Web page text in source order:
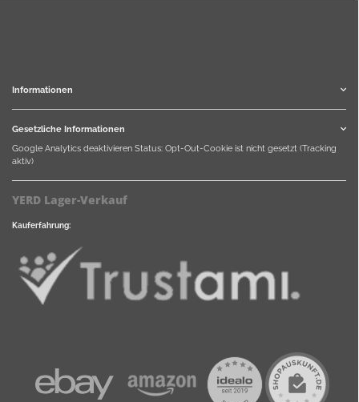
Informationen
Gesetzliche Informationen
Google Analytics deaktivieren Status: Opt-Out-Cookie ist nicht gesetzt (Tracking
aktiv)
YERD Lager-Verkauf
Kauferfahrung: